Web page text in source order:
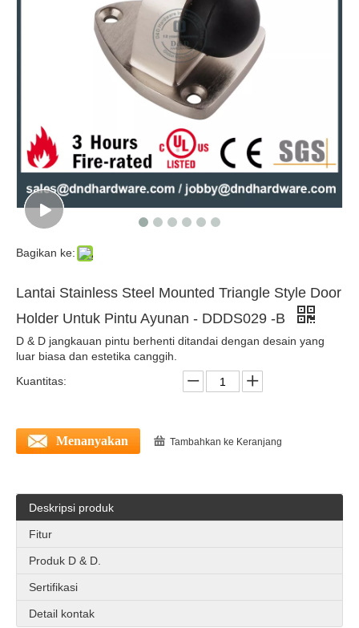
Stainless Steel Cekung Dinding yang Dipasang Pintu Stopper Untuk Pintu Kantor-DDDS023
Bagikan ke:
Lantai Stainless Steel Mounted Triangle Style Door
Holder Untuk Pintu Ayunan - DDDS029 -B
D & D jangkauan pintu berhenti ditandai dengan desain yang
luar biasa dan estetika canggih.
Kuantitas:
Menanyakan Tambahkan ke Keranjang
Deskripsi produk
Fitur
Produk D & D.
Sertifikasi
Detail kontak